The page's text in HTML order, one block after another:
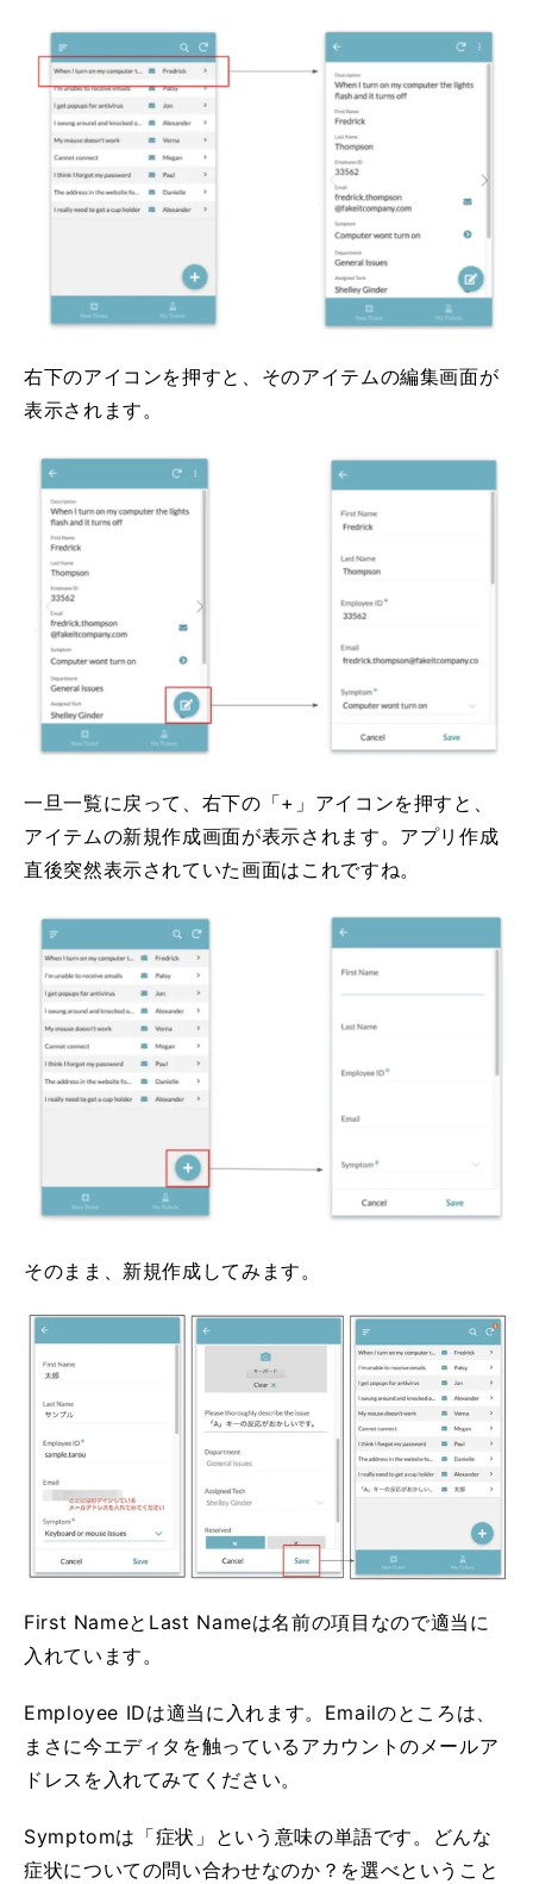
右下のアイコンを押すと、そのアイテムの編集画面が
表示されます。
一旦一覧に戻って、右下の「+」アイコンを押すと、
アイテムの新規作成画面が表示されます。アプリ作成
直後突然表示されていた画面はこれですね。
そのまま、新規作成してみます。
First NameとLast Nameは名前の項目なので適当に
入れています。
Employee IDは適当に入れます。Emailのところは、
まさに今エディタを触っているアカウントのメールア
ドレスを入れてみてください。
Symptomは「症状」という意味の単語です。どんな
症状についての問い合わせなのか？を選べということ